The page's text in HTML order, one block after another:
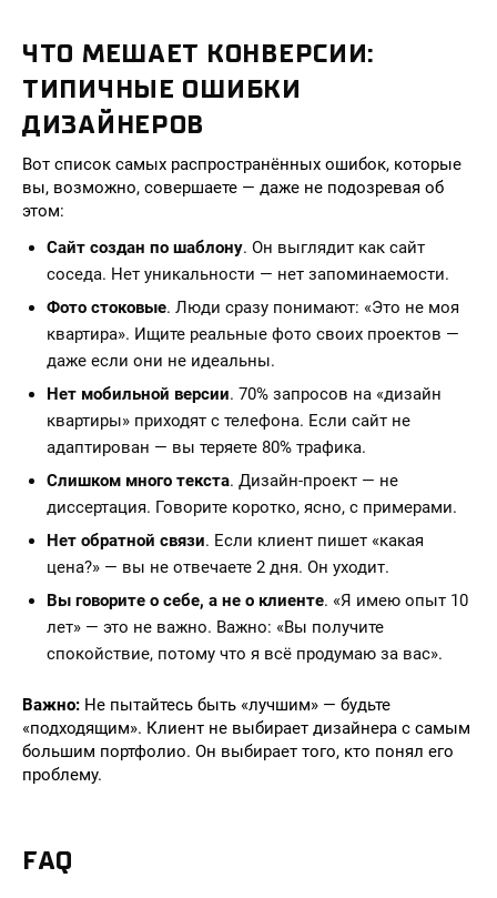
ЧТО МЕШАЕТ КОНВЕРСИИ:
ТИПИЧНЫЕ ОШИБКИ
ДИЗАЙНЕРОВ
Вот список самых распространённых ошибок, которые
вы, возможно, совершаете — даже не подозревая об
этом:
Сайт создан по шаблону. Он выглядит как сайт
соседа. Нет уникальности — нет запоминаемости.
Фото стоковые. Люди сразу понимают: «Это не моя
квартира». Ищите реальные фото своих проектов —
даже если они не идеальны.
Нет мобильной версии. 70% запросов на «дизайн
квартиры» приходят с телефона. Если сайт не
адаптирован — вы теряете 80% трафика.
Слишком много текста. Дизайн-проект — не
диссертация. Говорите коротко, ясно, с примерами.
Нет обратной связи. Если клиент пишет «какая
цена?» — вы не отвечаете 2 дня. Он уходит.
Вы говорите о себе, а не о клиенте. «Я имею опыт 10
лет» — это не важно. Важно: «Вы получите
спокойствие, потому что я всё продумаю за вас».
Важно: Не пытайтесь быть «лучшим» — будьте
«подходящим». Клиент не выбирает дизайнера с самым
большим портфолио. Он выбирает того, кто понял его
проблему.
FAQ